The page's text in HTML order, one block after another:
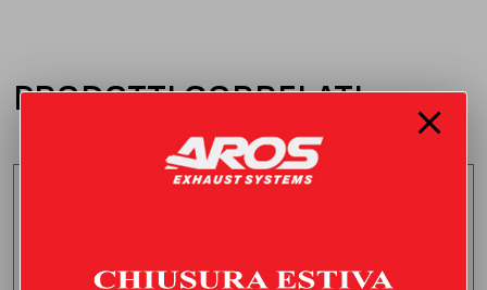
PRODOTTI CORRELATI